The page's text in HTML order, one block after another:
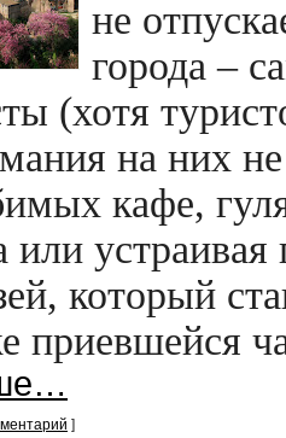
не
города –
(хотя
на них
кафе,
или
который
приевшейся
]